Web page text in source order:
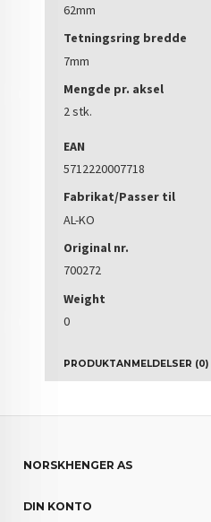
62mm
Tetningsring bredde
7mm
Mengde pr. aksel
2 stk.
EAN
5712220007718
Fabrikat/Passer til
AL-KO
Original nr.
700272
Weight
0
PRODUKTANMELDELSER (0)
NORSKHENGER AS
DIN KONTO